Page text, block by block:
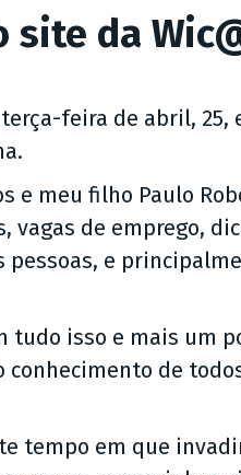
da
feira de abril, 25,
e meu filho Paulo
vagas de emprego,
e
tudo isso e mais um
conhecimento de
tempo em que